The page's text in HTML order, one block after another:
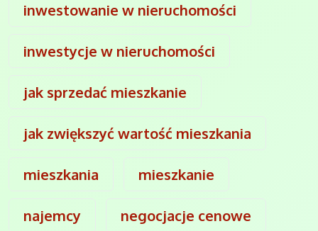
inwestowanie w nieruchomości
inwestycje w nieruchomości
jak sprzedać mieszkanie
jak zwiększyć wartość mieszkania
mieszkania mieszkanie
najemcy negocjacje cenowe